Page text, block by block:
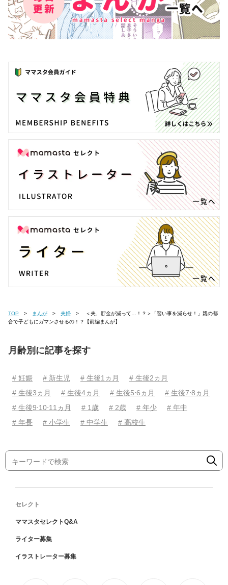
TOP まんが 夫婦
合で子どもにガマンさせるの！？【前編まんが】
月齢別に記事を探す
# 妊娠 # 新生児 # 生後1ヵ月
# 生後2ヵ月
# 生後3ヵ月
# 生後4ヵ月 # 生後5⋅6ヵ月
# 生後7⋅8ヵ月
# 生後9⋅10⋅11ヵ月
# 1歳 # 2歳 # 年少
# 年中
# 年長
# 小学生 # 中学生 # 高校生
セレクト
ママスタセレクトQ&A
ライター募集
イラストレーター募集